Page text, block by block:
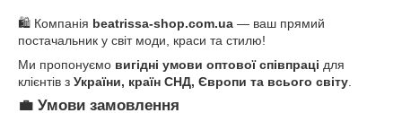
​​​​​​🛍 Компанія beatrissa-shop.com.ua — ваш прямий
постачальник у світ моди, краси та стилю!
Ми пропонуємо вигідні умови оптової співпраці для
клієнтів з України, країн СНД, Європи та всього світу
💼 Умови замовлення